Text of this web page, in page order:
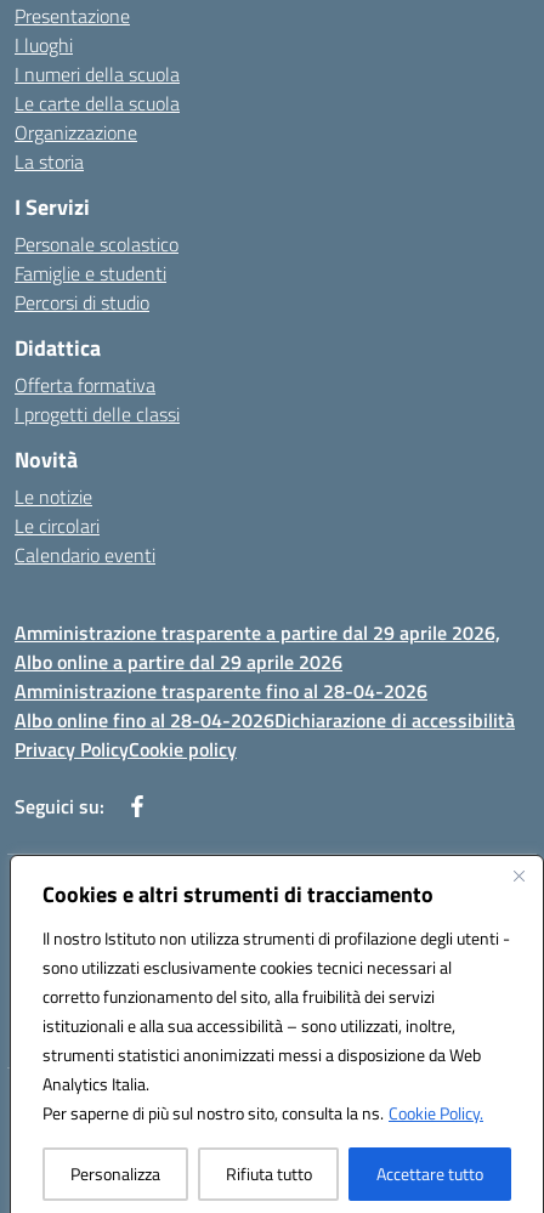
Cookies e altri strumenti di tracciamento
Il nostro Istituto non utilizza strumenti di profilazione degli utenti -
sono utilizzati esclusivamente cookies tecnici necessari al
corretto funzionamento del sito, alla fruibilità dei servizi
istituzionali e alla sua accessibilità – sono utilizzati, inoltre,
strumenti statistici anonimizzati messi a disposizione da Web
Analytics Italia.
Per saperne di più sul nostro sito, consulta la ns.Cookie Policy.
Personalizza Rifiuta tutto Accettare tutto
Presentazione
I luoghi
I numeri della scuola
Le carte della scuola
Organizzazione
La storia
I Servizi
Personale scolastico
Famiglie e studenti
Percorsi di studio
Didattica
Offerta formativa
I progetti delle classi
Novità
Le notizie
Le circolari
Calendario eventi
Amministrazione trasparente a partire dal 29 aprile 2026,
Albo online a partire dal 29 aprile 2026
Amministrazione trasparente fino al 28-04-2026
Albo online fino al 28-04-2026Dichiarazione di accessibilità
Privacy PolicyCookie policy
Seguici su:
Indirizzo:Via Selicato, 1 71122 FOGGIA (FG)
Posta elettronica certificata (PEC):fgee01200c@pec.istruzione.it
Codice fiscale: 80005820719
Codice meccanografico: FGEE01200C
Hosting & Powered by 3D Solution S.r.l.
Concept & Design by Designers Italia